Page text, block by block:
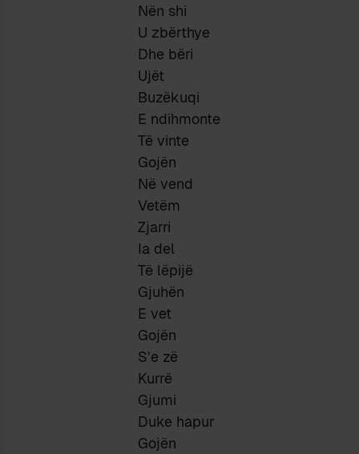
Nën shi
U zbërthye
Dhe bëri
Ujët
Buzëkuqi
E ndihmonte
Të vinte
Gojën
Në vend
Vetëm
Zjarri
Ia del
Të lëpijë
Gjuhën
E vet
Gojën
S’e zë
Kurrë
Gjumi
Duke hapur
Gojën